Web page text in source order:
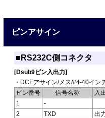
ピンアサイン
■RS232C側コネクタ
[Dsub9ピン入出力]
・DCEアサイン/メス/#4-40イン
ピン番号
信号名称
入
1
-
2
TXD
出